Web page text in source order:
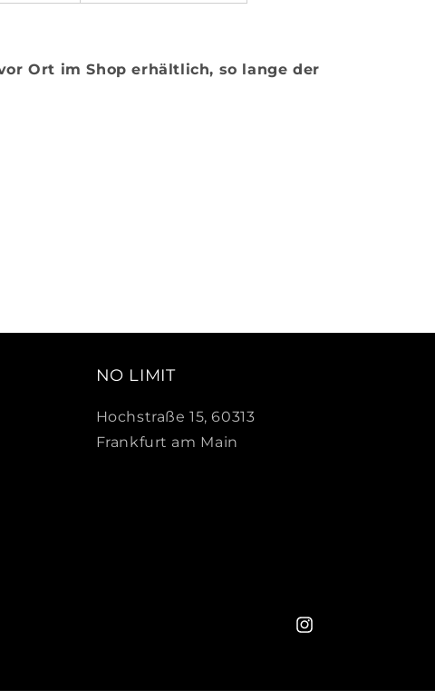
Ort im Shop erhältlich, so lange der
NO LIMIT
Hochstraße 15, 60313
Frankfurt am Main
Instagram